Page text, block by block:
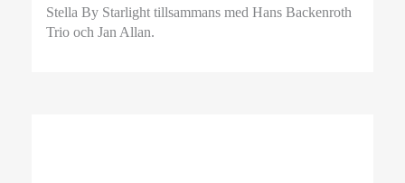
Stella By Starlight tillsammans med Hans Backenroth
Trio och Jan Allan.